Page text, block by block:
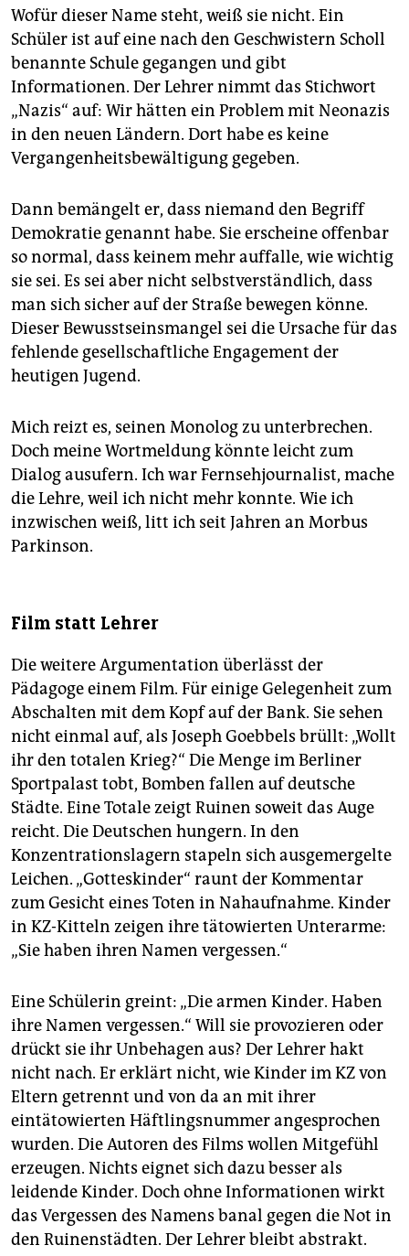
Wofür dieser Name steht, weiß sie nicht. Ein
Schüler ist auf eine nach den Geschwistern Scholl
benannte Schule gegangen und gibt
Informationen. Der Lehrer nimmt das Stichwort
„Nazis“ auf: Wir hätten ein Problem mit Neonazis
in den neuen Ländern. Dort habe es keine
Vergangenheitsbewältigung gegeben.
Dann bemängelt er, dass niemand den Begriff
Demokratie genannt habe. Sie erscheine offenbar
so normal, dass keinem mehr auffalle, wie wichtig
sie sei. Es sei aber nicht selbstverständlich, dass
man sich sicher auf der Straße bewegen könne.
Dieser Bewusstseinsmangel sei die Ursache für das
fehlende gesellschaftliche Engagement der
heutigen Jugend.
Mich reizt es, seinen Monolog zu unterbrechen.
Doch meine Wortmeldung könnte leicht zum
Dialog ausufern. Ich war Fernsehjournalist, mache
die Lehre, weil ich nicht mehr konnte. Wie ich
inzwischen weiß, litt ich seit Jahren an Morbus
Parkinson.
Film statt Lehrer
Die weitere Argumentation überlässt der
Pädagoge einem Film. Für einige Gelegenheit zum
Abschalten mit dem Kopf auf der Bank. Sie sehen
nicht einmal auf, als Joseph Goebbels brüllt: „Wollt
ihr den totalen Krieg?“ Die Menge im Berliner
Sportpalast tobt, Bomben fallen auf deutsche
Städte. Eine Totale zeigt Ruinen soweit das Auge
reicht. Die Deutschen hungern. In den
Konzentrationslagern stapeln sich ausgemergelte
Leichen. „Gotteskinder“ raunt der Kommentar
zum Gesicht eines Toten in Nahaufnahme. Kinder
in KZ-Kitteln zeigen ihre tätowierten Unterarme:
„Sie haben ihren Namen vergessen.“
Eine Schülerin greint: „Die armen Kinder. Haben
ihre Namen vergessen.“ Will sie provozieren oder
drückt sie ihr Unbehagen aus? Der Lehrer hakt
nicht nach. Er erklärt nicht, wie Kinder im KZ von
Eltern getrennt und von da an mit ihrer
eintätowierten Häftlingsnummer angesprochen
wurden. Die Autoren des Films wollen Mitgefühl
erzeugen. Nichts eignet sich dazu besser als
leidende Kinder. Doch ohne Informationen wirkt
das Vergessen des Namens banal gegen die Not in
den Ruinenstädten. Der Lehrer bleibt abstrakt.